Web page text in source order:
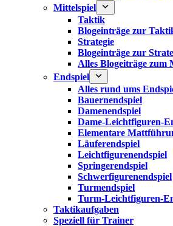
Mittelspiel
Taktik
Blogeinträge zur
Strategie
Blogeinträge zur
Alles Blogeiträge zum
Endspiel
Alles rund ums
Bauernendspiel
Damenendspiel
Dame-Leichtfiguren-
Elementare
Läuferendspiel
Leichtfigurenendspiel
Springerendspiel
Schwerfigurenendspiel
Turmendspiel
Turm-Leichtfiguren-
Taktikaufgaben
Speziell für Trainer